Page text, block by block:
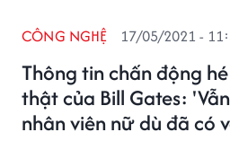
Thông tin chấn động
thật của Bill Gates:
nhân viên nữ dù đã có
CÔNG NGHỆ 17/05/2021 -